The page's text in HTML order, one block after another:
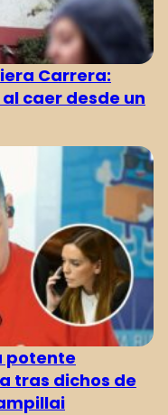
Carrera:
caer desde un
potente
tras dichos de